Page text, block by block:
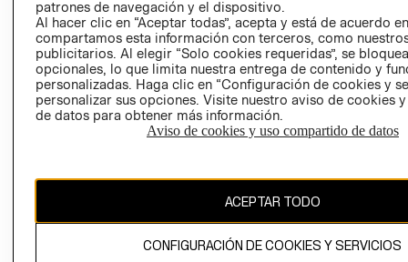
Uruguay ($U)
El contenido de esta página web está protegido por copyright y es
propiedad de H&M Hennes & Mauritz AB.
patrones de navegación y el dispositivo.
Al hacer clic en “Aceptar todas”, acepta y está de acuerdo
compartamos esta información con terceros, como
publicitarios. Al elegir “Solo cookies requeridas”, se
opcionales, lo que limita nuestra entrega de contenido y
personalizadas. Haga clic en “Configuración de cookies y
personalizar sus opciones. Visite nuestro aviso de cookies
de datos para obtener más información.
Aviso de cookies y uso compartido de datos
ACEPTAR TODO
CONFIGURACIÓN DE COOKIES Y SERVICIOS